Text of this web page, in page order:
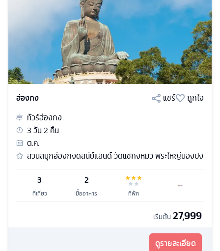
ฮ่องกง แชร์
ถูกใจ
ทัวร์ฮ่องกง
3วัน2 คืน
ต.ค.
สวนสนุกฮ่องกงดิสนีย์แลนด์ วัดแชกงหมิว พระใหญ่นองปิง
3
ที่เที่ยว
2
มื้ออาหาร ที่พัก
เริ่มต้น 27,999
ดูรายละเอียด